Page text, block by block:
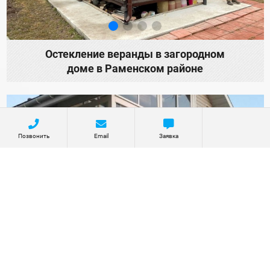
Остекление веранды в загородном
доме в Раменском районе
Позвонить Email Заявка